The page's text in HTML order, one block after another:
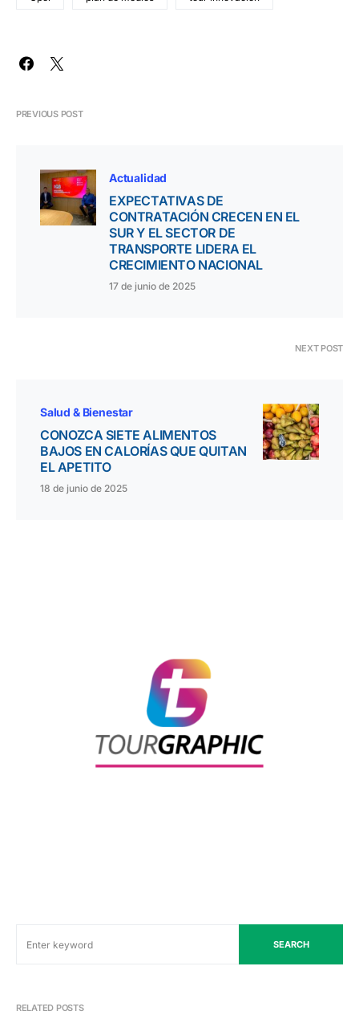
PREVIOUS POST
Actualidad
EXPECTATIVAS DE
CONTRATACIÓN CRECEN EN EL
SUR Y EL SECTOR DE
TRANSPORTE LIDERA EL
CRECIMIENTO NACIONAL
17 de junio de 2025
NEXT POST
Salud & Bienestar
CONOZCA SIETE ALIMENTOS
BAJOS EN CALORÍAS QUE QUITAN
EL APETITO
18 de junio de 2025
SEARCH
RELATED POSTS